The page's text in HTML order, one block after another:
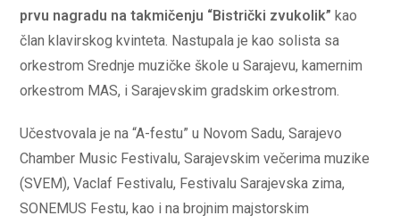
prvu nagradu na takmičenju “Bistrički zvukolik” kao
član klavirskog kvinteta. Nastupala je kao solista sa
orkestrom Srednje muzičke škole u Sarajevu, kamernim
orkestrom MAS, i Sarajevskim gradskim orkestrom.
Učestvovala je na “A-festu” u Novom Sadu, Sarajevo
Chamber Music Festivalu, Sarajevskim večerima muzike
(SVEM), Vaclaf Festivalu, Festivalu Sarajevska zima,
SONEMUS Festu, kao i na brojnim majstorskim